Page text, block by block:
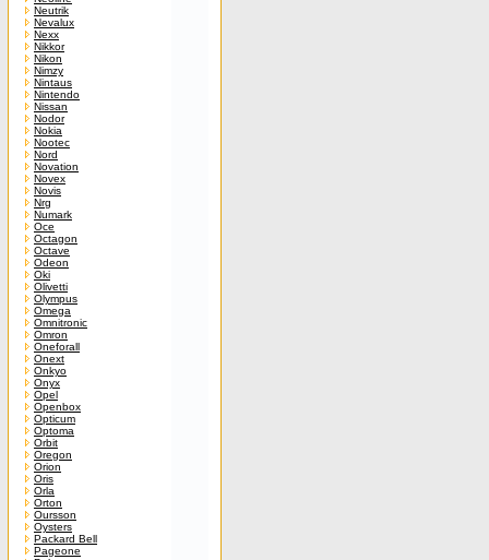
Neutrik
Nevalux
Nexx
Nikkor
Nikon
Nimzy
Nintaus
Nintendo
Nissan
Nodor
Nokia
Nootec
Nord
Novation
Novex
Novis
Nrg
Numark
Oce
Octagon
Octave
Odeon
Oki
Olivetti
Olympus
Omega
Omnitronic
Omron
Oneforall
Onext
Onkyo
Onyx
Opel
Openbox
Opticum
Optoma
Orbit
Oregon
Orion
Oris
Orla
Orton
Oursson
Oysters
Packard Bell
Pageone